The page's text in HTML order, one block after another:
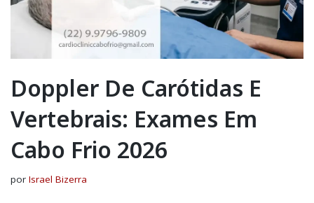
Doppler De Carótidas E
Vertebrais: Exames Em
Cabo Frio 2026
por Israel Bizerra